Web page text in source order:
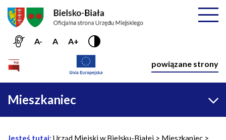
Przejdź do menu głównego
Przejdź do treści
Mapa serwisu
A- A A+
powiązane strony
Główna
nawigacja
Mieszkaniec